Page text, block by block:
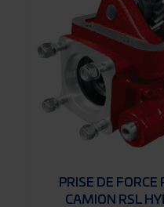
PRISE DE FORCE
CAMION RSL